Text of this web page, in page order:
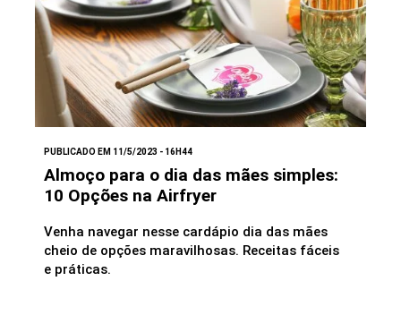
PUBLICADO EM 11/5/2023 - 16H44
Almoço para o dia das mães simples:
10 Opções na Airfryer
Venha navegar nesse cardápio dia das mães
cheio de opções maravilhosas. Receitas fáceis
e práticas.